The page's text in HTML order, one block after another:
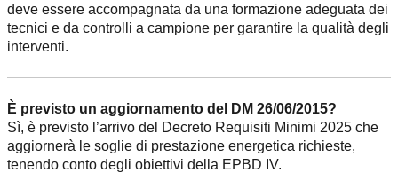
deve essere accompagnata da una formazione adeguata dei
tecnici e da controlli a campione per garantire la qualità degli
interventi.
È previsto un aggiornamento del DM 26/06/2015?
Sì, è previsto l’arrivo del Decreto Requisiti Minimi 2025 che
aggiornerà le soglie di prestazione energetica richieste,
tenendo conto degli obiettivi della EPBD IV.